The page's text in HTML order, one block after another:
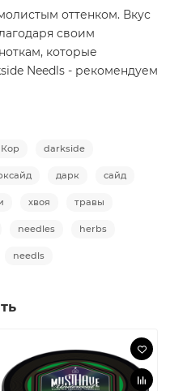
оттенком. Вкус
своим
которые
Needls - рекомендуем
Кор darkside
дарк сайд
хвоя травы
needles herbs
needls